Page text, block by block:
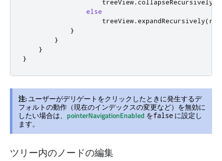
treeView. collapseRecursively
else
treeView.expandRecursively(row
}
}
}
}
注:ユーザーがデリゲートをクリックしたときに発生するデ
フォルトの動作（現在のインデックスの変更など）を無効に
したい場合は、 pointerNavigationEnabled をfalse に設定し
ます。
ツリー内のノードの編集